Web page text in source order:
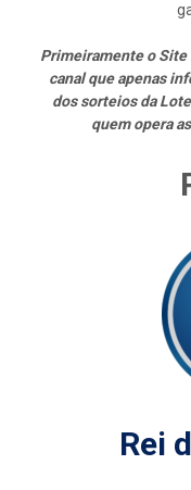
Primeiramente o Site
canal que apenas
dos sorteios da
quem opera
Rei